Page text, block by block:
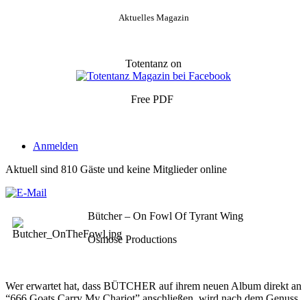
Aktuelles Magazin
Totentanz on
Free PDF
Anmelden
Aktuell sind 810 Gäste und keine Mitglieder online
Bütcher – On Fowl Of Tyrant Wing
Osmose Productions
Wer erwartet hat, dass BÜTCHER auf ihrem neuen Album direkt an